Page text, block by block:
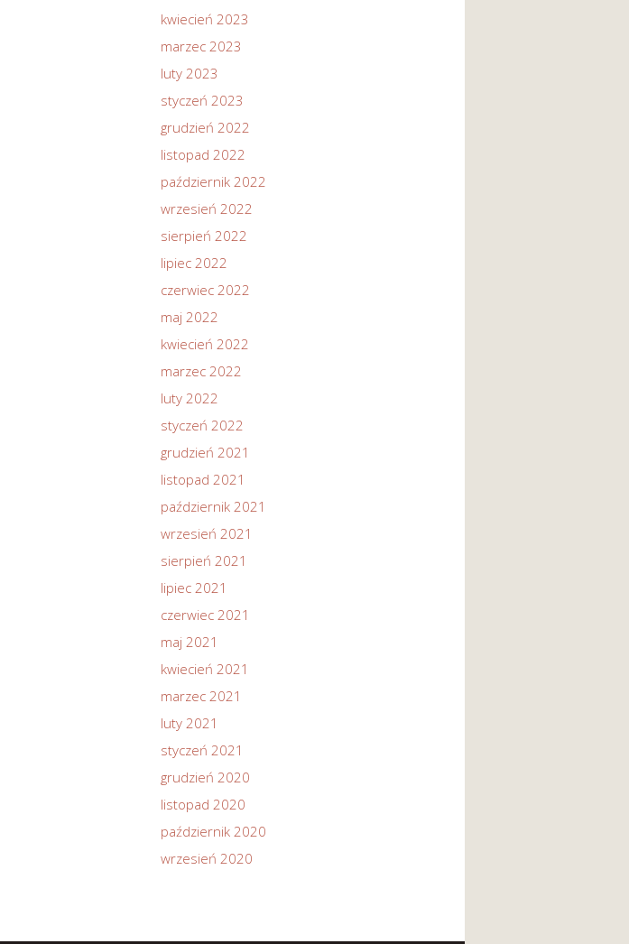
kwiecień 2023
marzec 2023
luty 2023
styczeń 2023
grudzień 2022
listopad 2022
październik 2022
wrzesień 2022
sierpień 2022
lipiec 2022
czerwiec 2022
maj 2022
kwiecień 2022
marzec 2022
luty 2022
styczeń 2022
grudzień 2021
listopad 2021
październik 2021
wrzesień 2021
sierpień 2021
lipiec 2021
czerwiec 2021
maj 2021
kwiecień 2021
marzec 2021
luty 2021
styczeń 2021
grudzień 2020
listopad 2020
październik 2020
wrzesień 2020